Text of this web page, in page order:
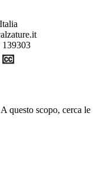
questo scopo, cerca le